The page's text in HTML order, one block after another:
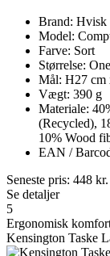
Brand: Hvisk
Model:
Farve: Sort
Størrelse:
Mål: H27 cm
Vægt: 390 g
Materiale:
(Recycled),
10% Wood
EAN /
Seneste pris: 448 kr.
Se detaljer
5
Ergonomisk
Kensington Taske